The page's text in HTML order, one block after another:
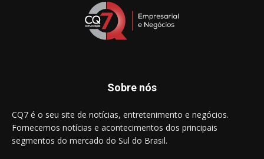
Sobre nós
CQ7 é o seu site de notícias, entretenimento e negócios.
Fornecemos notícias e acontecimentos dos principais
segmentos do mercado do Sul do Brasil.